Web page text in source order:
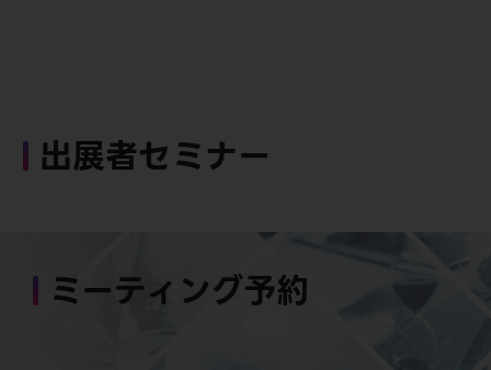
出展者セミナー
ミーティング予約